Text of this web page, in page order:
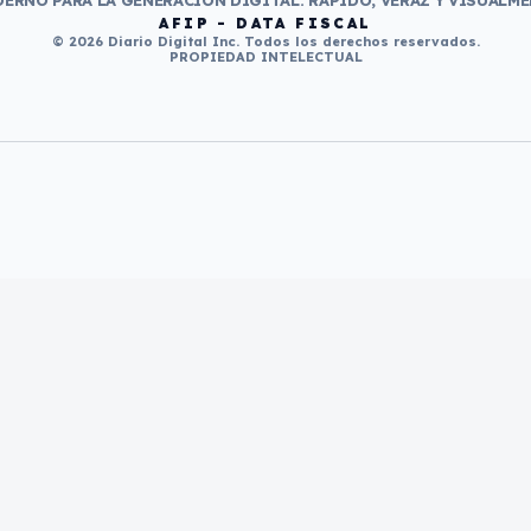
AFIP - DATA FISCAL
© 2026 Diario Digital Inc. Todos los derechos reservados.
PROPIEDAD INTELECTUAL